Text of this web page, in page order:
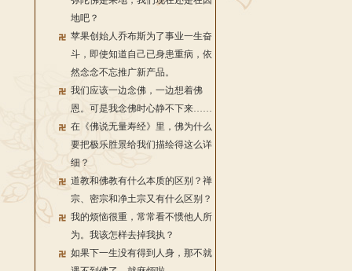
地吧？
苹果创始人乔布斯为了事业一生奋
斗，即使知道自己已身患重病，依
然念念不忘推广新产品。
我们应该一边念佛，一边想着佛
恩。可是我念佛时心静不下来……
在《佛说无量寿经》里，佛为什么
要把极乐胜景给我们描绘得这么详
细？
道教和佛教有什么本质的区别？禅
宗、密宗和净土宗又有什么区别？
我的烦恼很重，常常看不惯他人所
为。我该怎样去掉我执？
如果下一生没有得到人身，那不就